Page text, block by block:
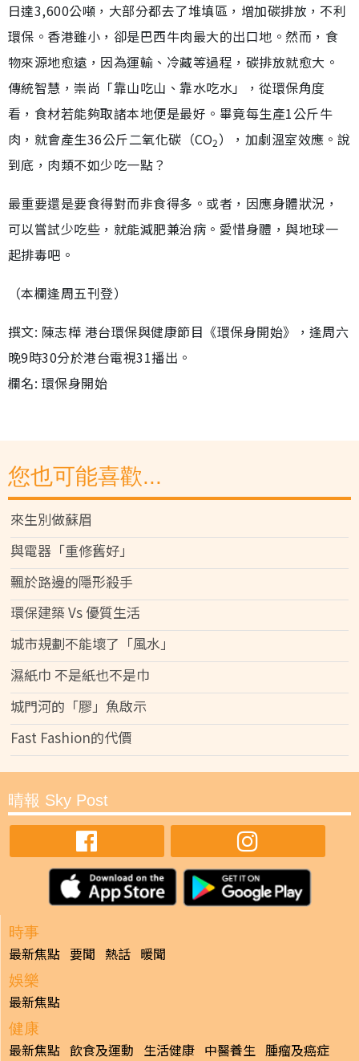
日達3,600公噸，大部分都去了堆填區，增加碳排放，不利
環保。香港雖小，卻是巴西牛肉最大的出口地。然而，食
物來源地愈遠，因為運輸、冷藏等過程，碳排放就愈大。
傳統智慧，崇尚「靠山吃山、靠水吃水」，從環保角度
看，食材若能夠取諸本地便是最好。畢竟每生產1公斤牛
肉，就會產生36公斤二氧化碳（CO2），加劇溫室效應。說
到底，肉類不如少吃一點？
最重要還是要食得對而非食得多。或者，因應身體狀況，
可以嘗試少吃些，就能減肥兼治病。愛惜身體，與地球一
起排毒吧。
（本欄逢周五刊登）
撰文: 陳志樺 港台環保與健康節目《環保身開始》，逢周六
晚9時30分於港台電視31播出。
欄名: 環保身開始
您也可能喜歡...
來生別做蘇眉
與電器「重修舊好」
飄於路邊的隱形殺手
環保建築 Vs 優質生活
城市規劃不能壞了「風水」
濕紙巾 不是紙也不是巾
城門河的「膠」魚啟示
Fast Fashion的代價
晴報 Sky Post
時事
最新焦點 要聞 熱話 暖聞
娛樂
最新焦點
健康
最新焦點 飲食及運動 生活健康 中醫養生 腫瘤及癌症